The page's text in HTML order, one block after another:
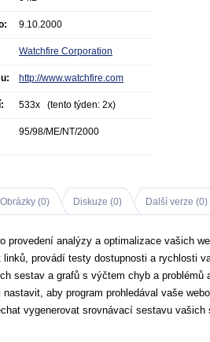
9.10.2000
Watchfire Corporation
http://www.watchfire.com
533x (tento týden: 2x)
95/98/ME/NT/2000
Obrázky (0) Diskuze (0) Další verze (0)
provedení analýzy a optimalizace vašich
linků, provádí testy dostupnosti a rychlosti
sestav a grafů s výčtem chyb a problémů
nastavit, aby program prohledával vaše
vygenerovat srovnávací sestavu vašich